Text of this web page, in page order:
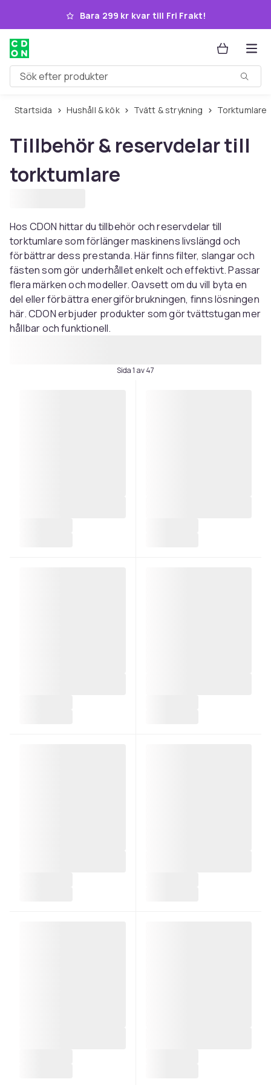
Hoppa till huvudinnehållet
Bara 299 kr kvar till Fri Frakt!
Sök efter produkter
Startsida Hushåll & kök Tvätt & strykning Torktumlare
Tillbehör & reservdelar till
torktumlare
Hos CDON hittar du tillbehör och reservdelar till
torktumlare som förlänger maskinens livslängd och
förbättrar dess prestanda. Här finns filter, slangar och
fästen som gör underhållet enkelt och effektivt. Passar
flera märken och modeller. Oavsett om du vill byta en
del eller förbättra energiförbrukningen, finns lösningen
här. CDON erbjuder produkter som gör tvättstugan mer
hållbar och funktionell.
Sida 1 av 47